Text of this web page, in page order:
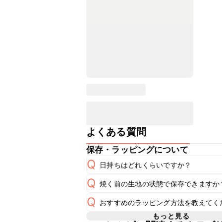
よくある質問
保存・ラッピングについて
Q 日持ちはどれくらいですか？
A
Q 焼く前の生地の状態で保存できますか
A
焼く前の生地の保存期間は冷蔵で当
Q おすすめのラッピング方法を教えてく
もっと見る